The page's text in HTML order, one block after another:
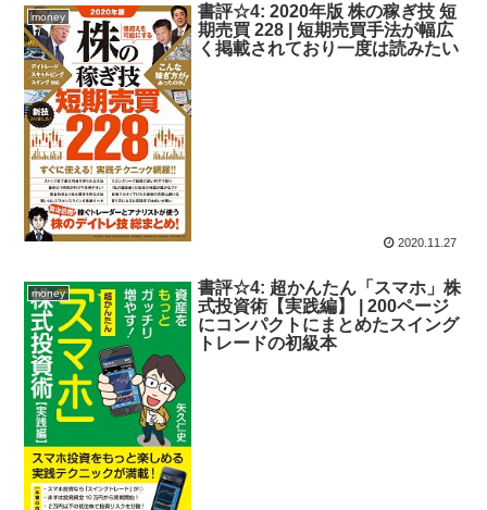
money
書評☆4: 2020年版 株の稼ぎ技 短
期売買 228 | 短期売買手法が幅広
く掲載されており一度は読みたい
2020.11.27
money
書評☆4: 超かんたん「スマホ」株
式投資術【実践編】 | 200ページ
にコンパクトにまとめたスイング
トレードの初級本